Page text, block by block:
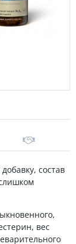
состав
вес